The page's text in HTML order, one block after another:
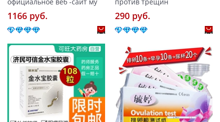
официальное веб -сайт му
1166 pуб.
против трещин
290 pуб.